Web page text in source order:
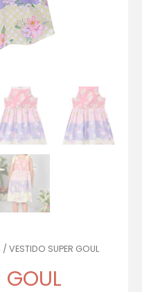
/ VESTIDO SUPER GOUL
GOUL